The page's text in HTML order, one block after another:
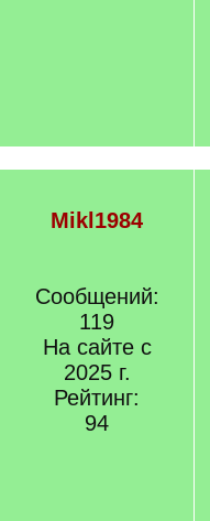
Mikl1984
Сообщений:
119
На сайте с
2025 г.
Рейтинг:
94